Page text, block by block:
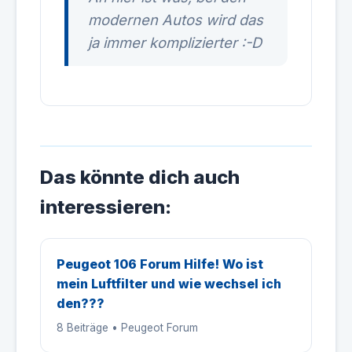
modernen Autos wird das
ja immer komplizierter :-D
Das könnte dich auch
interessieren:
Peugeot 106 Forum Hilfe! Wo ist
mein Luftfilter und wie wechsel ich
den???
8 Beiträge • Peugeot Forum